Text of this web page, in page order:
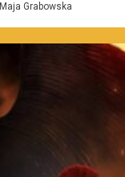
Maja Grabowska